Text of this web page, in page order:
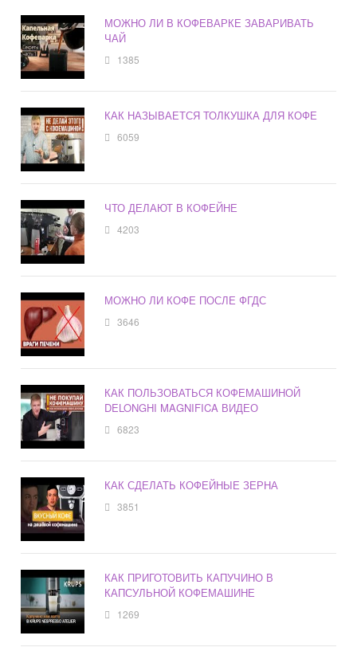
МОЖНО ЛИ В КОФЕВАРКЕ ЗАВАРИВАТЬ
ЧАЙ
1385
КАК НАЗЫВАЕТСЯ ТОЛКУШКА ДЛЯ КОФЕ
6059
ЧТО ДЕЛАЮТ В КОФЕЙНЕ
4203
МОЖНО ЛИ КОФЕ ПОСЛЕ ФГДС
3646
КАК ПОЛЬЗОВАТЬСЯ КОФЕМАШИНОЙ
DELONGHI MAGNIFICA ВИДЕО
6823
КАК СДЕЛАТЬ КОФЕЙНЫЕ ЗЕРНА
3851
КАК ПРИГОТОВИТЬ КАПУЧИНО В
КАПСУЛЬНОЙ КОФЕМАШИНЕ
1269